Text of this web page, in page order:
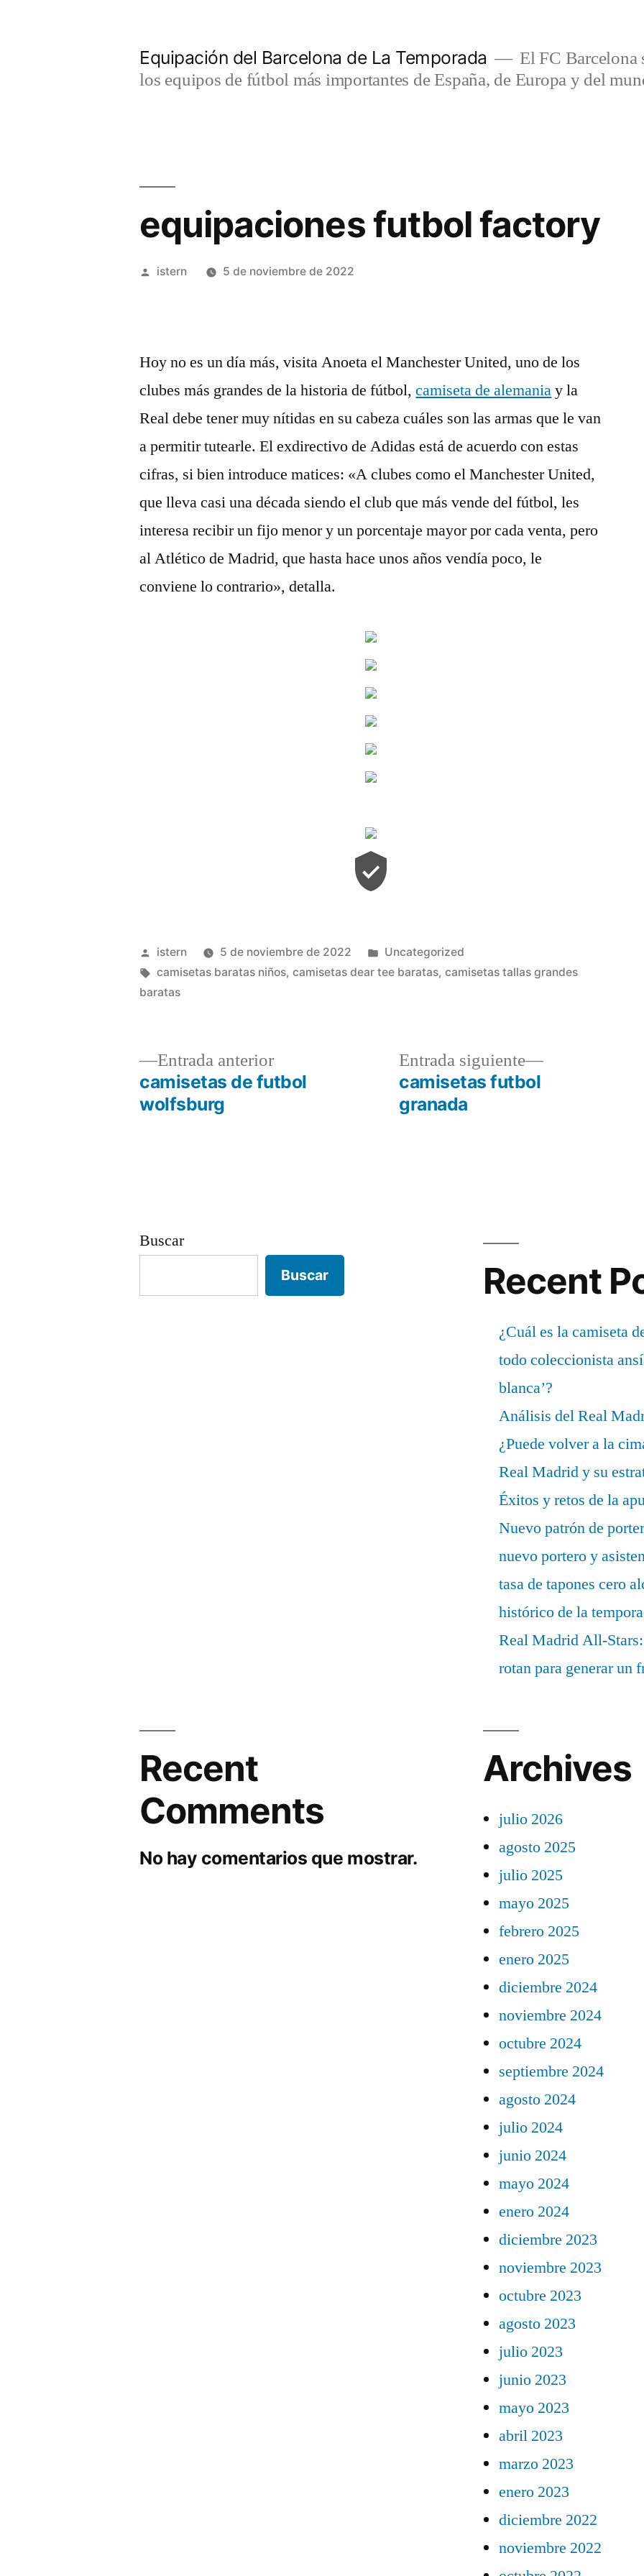
Equipación del Barcelona de La Temporada
El FC Barcelona
los equipos de fútbol más importantes de España, de Europa y del
equipaciones futbol factory
Publicado
istern 5 de noviembre de 2022
Hoy no es un día más, visita Anoeta el Manchester United, uno de los
clubes más grandes de la historia de fútbol,camiseta de alemaniay la
Real debe tener muy nítidas en su cabeza cuáles son las armas que le van
a permitir tutearle. El exdirectivo de Adidas está de acuerdo con estas
cifras, si bien introduce matices: «A clubes como el Manchester United,
que lleva casi una década siendo el club que más vende del fútbol, les
interesa recibir un fijo menor y un porcentaje mayor por cada venta, pero
al Atlético de Madrid, que hasta hace unos años vendía poco, le
conviene lo contrario», detalla.
Publicado
por
istern 5 de noviembre de 2022
Publicado
en
Uncategorized
Etiquetas:
camisetas baratas niños,camisetas dear tee baratas,camisetas tallas grandes
baratas
Navegación
Entrada anteriorEntrada
anterior:
camisetas de futbol
wolfsburg
Entrada siguiente
Entrada
camisetas futbol
granada
Buscar
Buscar Recent
¿Cuál es la camiseta
todo coleccionista
blanca’?
Análisis del Real
¿Puede volver a la
Real Madrid y su
Éxitos y retos de la
Nuevo patrón de
nuevo portero y
tasa de tapones cero
histórico de la
Real Madrid All-
rotan para generar un
Recent
Comments
No hay comentarios que mostrar.
Archives
julio 2026
agosto 2025
julio 2025
mayo 2025
febrero 2025
enero 2025
diciembre 2024
noviembre 2024
octubre 2024
septiembre 2024
agosto 2024
julio 2024
junio 2024
mayo 2024
enero 2024
diciembre 2023
noviembre 2023
octubre 2023
agosto 2023
julio 2023
junio 2023
mayo 2023
abril 2023
marzo 2023
enero 2023
diciembre 2022
noviembre 2022